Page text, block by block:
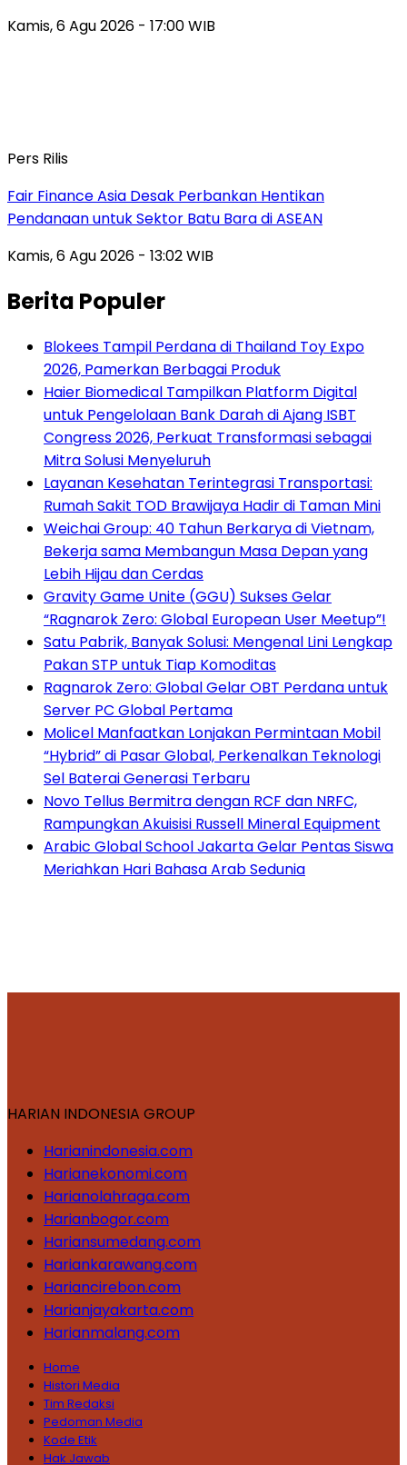
Kamis, 6 Agu 2026 - 17:00 WIB
Pers Rilis
Fair Finance Asia Desak Perbankan Hentikan
Pendanaan untuk Sektor Batu Bara di ASEAN
Kamis, 6 Agu 2026 - 13:02 WIB
Berita Populer
Blokees Tampil Perdana di Thailand Toy Expo
2026, Pamerkan Berbagai Produk
Haier Biomedical Tampilkan Platform Digital
untuk Pengelolaan Bank Darah di Ajang ISBT
Congress 2026, Perkuat Transformasi sebagai
Mitra Solusi Menyeluruh
Layanan Kesehatan Terintegrasi Transportasi:
Rumah Sakit TOD Brawijaya Hadir di Taman Mini
Weichai Group: 40 Tahun Berkarya di Vietnam,
Bekerja sama Membangun Masa Depan yang
Lebih Hijau dan Cerdas
Gravity Game Unite (GGU) Sukses Gelar
“Ragnarok Zero: Global European User Meetup”!
Satu Pabrik, Banyak Solusi: Mengenal Lini Lengkap
Pakan STP untuk Tiap Komoditas
Ragnarok Zero: Global Gelar OBT Perdana untuk
Server PC Global Pertama
Molicel Manfaatkan Lonjakan Permintaan Mobil
“Hybrid” di Pasar Global, Perkenalkan Teknologi
Sel Baterai Generasi Terbaru
Novo Tellus Bermitra dengan RCF dan NRFC,
Rampungkan Akuisisi Russell Mineral Equipment
Arabic Global School Jakarta Gelar Pentas Siswa
Meriahkan Hari Bahasa Arab Sedunia
HARIAN INDONESIA GROUP
Harianindonesia.com
Harianekonomi.com
Harianolahraga.com
Harianbogor.com
Hariansumedang.com
Hariankarawang.com
Hariancirebon.com
Harianjayakarta.com
Harianmalang.com
Home
Histori Media
Tim Redaksi
Pedoman Media
Kode Etik
Hak Jawab